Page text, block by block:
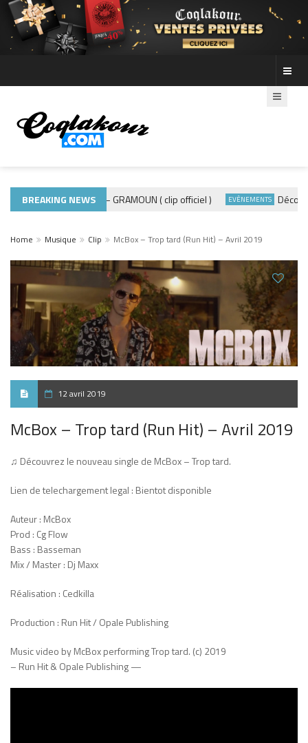
BREAKING NEWS
MUSIQUE 974 ADE440 – GRAMOUN ( clip officiel ) EVÈNEMENTS Découvre
Home Musique Clip McBox – Trop tard (Run Hit) – Avril 2019
12 avril 2019
McBox – Trop tard (Run Hit) – Avril 2019
♫ Découvrez le nouveau single de McBox – Trop tard.
Lien de telechargement legal : Bientot disponible
Auteur : McBox
Prod : Cg Flow
Bass : Basseman
Mix / Master : Dj Maxx
Réalisation : Cedkilla
Production : Run Hit / Opale Publishing
Music video by McBox performing Trop tard. (c) 2019
– Run Hit & Opale Publishing —